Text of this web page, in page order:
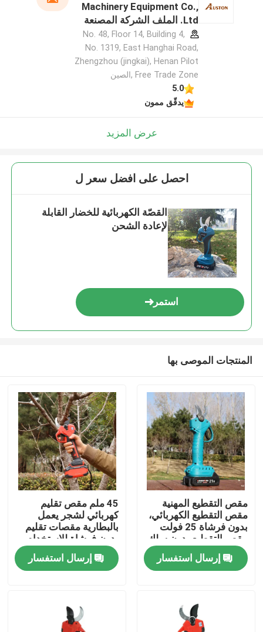
المنزل
فيديوهات
Machinery Equipment Co.,
Ltd. الملف الشركة المصنعة
No. 48, Floor 14, Building 4,
No. 1319, East Hanghai Road,
Zhengzhou (jingkai), Henan Pilot
Free Trade Zone ,الصين
5.0
يدقّق ممون
عرض المزيد
احصل على افضل سعر ل
القصّة الكهربائية للخضار القابلة
لإعادة الشحن
استمر
المنتجات الموصى بها
مقص التقطيع المهنية
مقص التقطيع الكهربائي،
بدون فرشاة 25 فولت
مقص التقطيع بدون سلك
إرسال استفسار
45 ملم مقص تقليم
كهربائي لشجر يعمل
بالبطارية مقصات تقليم
بدون فرشاة للاستخدام
في الحديقة
إرسال استفسار